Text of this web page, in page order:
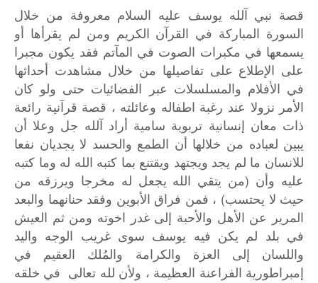
قصة نبي آلله يوسف عليه السلام معروفة من خلال
السورة المباركة في القرآن الكريم ومن لم يقرأها أو
يسمعها في مكبرات الصوت في المآتم فقد يكون مجبرا
على الإطلاع على تفاصيلها من خلال مشاهدت أحداثها
في الأفلام والمسلسلات عبر الفضائيات حتى ولو كان
الأمر نزولا عند رغبة اطفاله وعائلته ، قصة قرآنية رائعة
ذات معان إنسانية تربوية سامية أراد آلله جل وعلا أن
يبين لعباده من خلالها أن الطمع والحسد لا يجديان نفعا
للانسان ما لم يجد ويجتهد ويقتنع بما كتبه الله له وما كتبه
عليه وأن (من يتقي الله يجعل له مخرجا ويرزقه من
حيث لا يحتسب) ، فمن فراق الأبوين وفقد حنانهما والبعد
المرير
عن الأهل والأحبة إلى غدر اخوته ومن ثم العيش
في بلد لم يكن فيه يوسف سوى غريب الوجه واليد
واللسان
إلى العزة والكرامة والمُلك العقيم
في
إمبراطورية الفراعنة العظيمة ، ولأن لله تعالى في خلقه